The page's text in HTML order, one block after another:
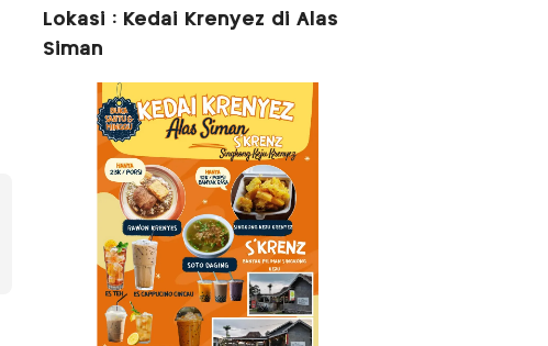
Lokasi : Kedai Krenyez di Alas
Siman